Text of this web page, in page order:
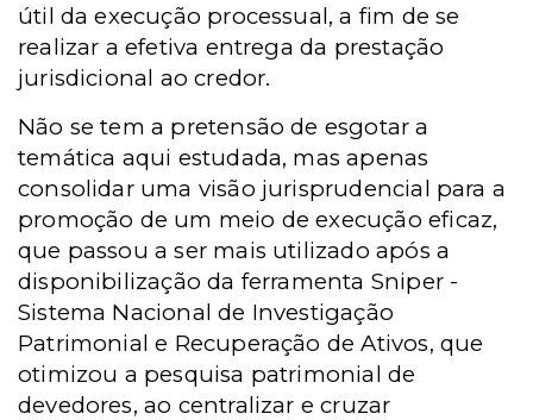
útil da execução processual, a fim de se
realizar a efetiva entrega da prestação
jurisdicional ao credor.
Não se tem a pretensão de esgotar a
temática aqui estudada, mas apenas
consolidar uma visão jurisprudencial para a
promoção de um meio de execução eficaz,
que passou a ser mais utilizado após a
disponibilização da ferramenta Sniper -
Sistema Nacional de Investigação
Patrimonial e Recuperação de Ativos, que
otimizou a pesquisa patrimonial de
devedores, ao centralizar e cruzar